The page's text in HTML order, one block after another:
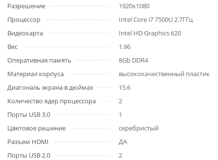
Разрешение
1920x1080
Процессор
Intel Core i7 7500U 2.7ГГц
Видеокарта
Intel HD Graphics 620
Вес
1.96
Оперативная память
8Gb DDR4
Материал корпуса
высококачественный пластик
Диагональ экрана в дюймах
15.6
Количество ядер процессора
2
Порты USB 3.0
1
Цветовое решение
серебристый
Разъем HDMI
ДА
Порты USB 2.0
2